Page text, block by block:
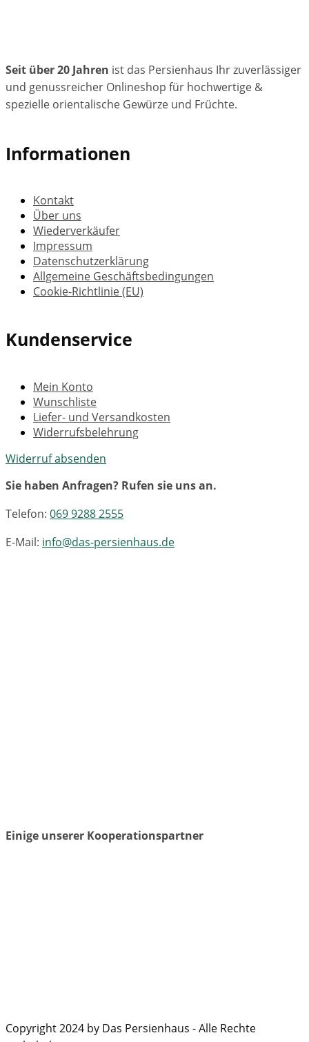
Seit über 20 Jahren ist das Persienhaus Ihr zuverlässiger
und genussreicher Onlineshop für hochwertige &
spezielle orientalische Gewürze und Früchte.
Informationen
Kontakt
Über uns
Wiederverkäufer
Impressum
Datenschutzerklärung
Allgemeine Geschäftsbedingungen
Cookie-Richtlinie (EU)
Kundenservice
Mein Konto
Wunschliste
Liefer- und Versandkosten
Widerrufsbelehrung
Widerruf absenden
Sie haben Anfragen? Rufen sie uns an.
Telefon: 069 9288 2555
E-Mail: info@das-persienhaus.de
Einige unserer Kooperationspartner
Copyright 2024 by Das Persienhaus - Alle Rechte